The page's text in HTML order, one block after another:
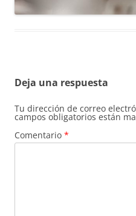
Deja una respuesta
Tu dirección de correo
campos obligatorios están
Comentario *